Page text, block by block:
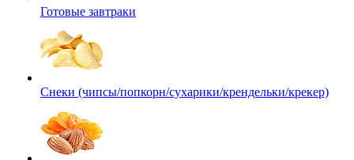
Готовые завтраки
Снеки (чипсы/попкорн/сухарики/крендельки/крекер)